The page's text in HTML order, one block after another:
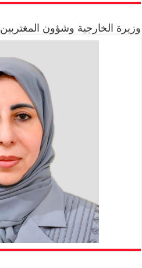
وزيرة الخارجية وشؤون المغتربين